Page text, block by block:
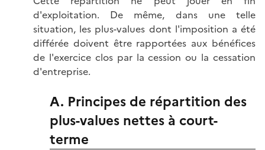
d'exploitation. De même, dans une telle
situation, les plus-values dont l'imposition a été
différée doivent être rapportées aux bénéfices
de l'exercice clos par la cession ou la cessation
d'entreprise.
A. Principes de répartition des
plus-values nettes à court-
terme